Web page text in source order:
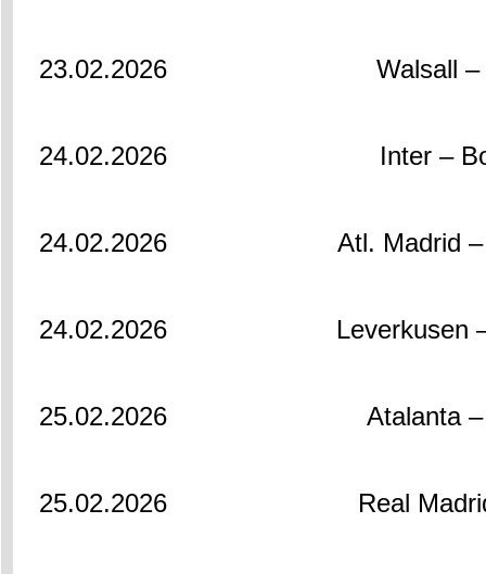
23.02.2026 Walsall
24.02.2026 Inter –
24.02.2026 Atl. Madrid
24.02.2026 Leverkusen
25.02.2026 Atalanta
25.02.2026 Real